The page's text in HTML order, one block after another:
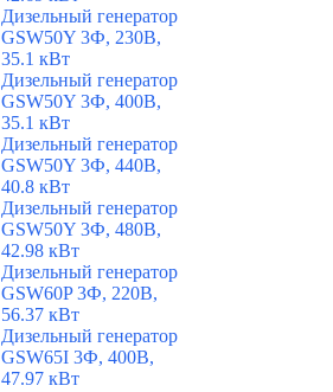
Дизельный генератор
GSW50Y 3Ф, 230В,
35.1 кВт
Дизельный генератор
GSW50Y 3Ф, 400В,
35.1 кВт
Дизельный генератор
GSW50Y 3Ф, 440В,
40.8 кВт
Дизельный генератор
GSW50Y 3Ф, 480В,
42.98 кВт
Дизельный генератор
GSW60P 3Ф, 220В,
56.37 кВт
Дизельный генератор
GSW65I 3Ф, 400В,
47.97 кВт